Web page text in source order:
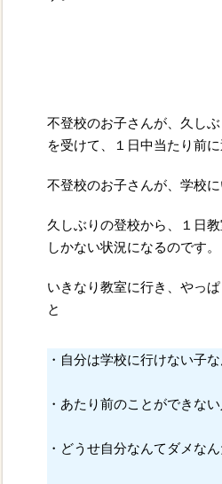
不登校のお子さんが、久し
を受けて、１日中当たり前
不登校のお子さんが、学校
久しぶりの登校から、１日
しかない状況になるのです。
いきなり教室に行き、やっ
と
・自分は学校に行けない子
・あたり前のことができな
・どうせ自分なんてダメな